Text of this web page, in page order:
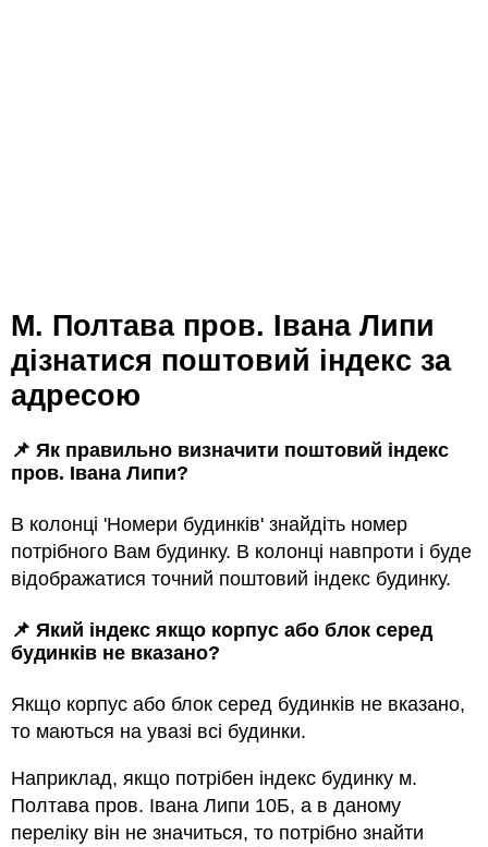
м. Полтава пров. Івана Липи
дізнатися поштовий індекс за
адресою
📌 Як правильно визначити поштовий індекс
пров. Івана Липи?
В колонці 'Номери будинків' знайдіть номер
потрібного Вам будинку. В колонці навпроти і буде
відображатися точний поштовий індекс будинку.
📌 Який індекс якщо корпус або блок серед
будинкiв не вказано?
Якщо корпус або блок серед будинкiв не вказано,
то маються на увазi всi будинки.
Наприклад, якщо потрiбен індекс будинку м.
Полтава пров. Івана Липи 10Б, а в даному
переліку він не значиться, то потрібно знайти